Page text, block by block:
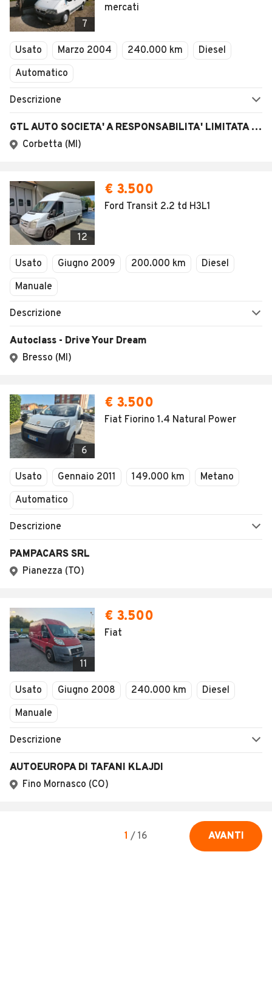
7
mercati
Usato Marzo 2004 240.000 km
Diesel
Automatico
Descrizione
GTL AUTO SOCIETA' A RESPONSABILITA' LIMITATA SEMPLIFICATA
Corbetta (MI)
12
€ 3.500
Ford Transit 2.2 td H3L1
Usato Giugno 2009 200.000 km
Diesel
Manuale
Descrizione
Autoclass - Drive Your Dream
Bresso (MI)
6
€ 3.500
Fiat Fiorino 1.4 Natural Power
Usato Gennaio 2011 149.000 km
Metano
Automatico
Descrizione
PAMPACARS SRL
Pianezza (TO)
11
€ 3.500
Fiat
Usato Giugno 2008 240.000 km
Diesel
Manuale
Descrizione
AUTOEUROPA DI TAFANI KLAJDI
Fino Mornasco (CO)
1 / 16 AVANTI